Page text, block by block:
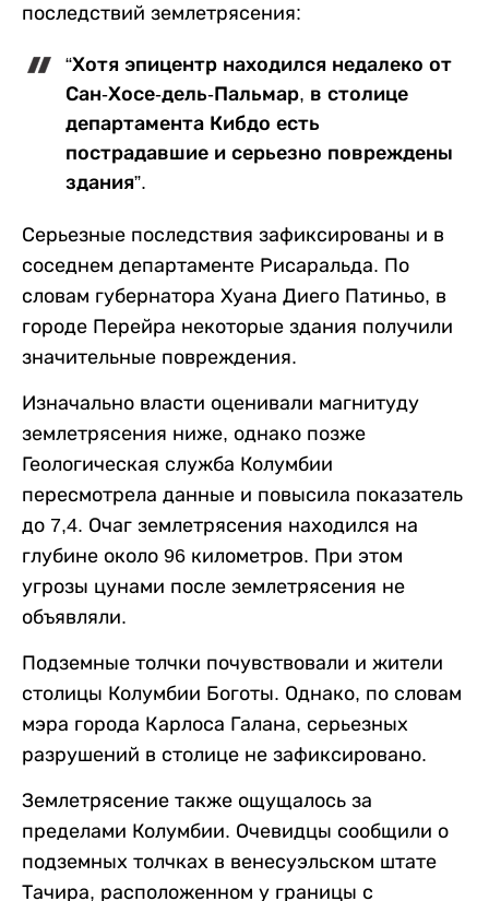
последствий землетрясения:
“Хотя эпицентр находился недалеко от
Сан-Хосе-дель-Пальмар, в столице
департамента Кибдо есть
пострадавшие и серьезно повреждены
здания”.
Серьезные последствия зафиксированы и в
соседнем департаменте Рисаральда. По
словам губернатора Хуана Диего Патиньо, в
городе Перейра некоторые здания получили
значительные повреждения.
Изначально власти оценивали магнитуду
землетрясения ниже, однако позже
Геологическая служба Колумбии
пересмотрела данные и повысила показатель
до 7,4. Очаг землетрясения находился на
глубине около 96 километров. При этом
угрозы цунами после землетрясения не
объявляли.
Подземные толчки почувствовали и жители
столицы Колумбии Боготы. Однако, по словам
мэра города Карлоса Галана, серьезных
разрушений в столице не зафиксировано.
Землетрясение также ощущалось за
пределами Колумбии. Очевидцы сообщили о
подземных толчках в венесуэльском штате
Тачира, расположенном у границы с